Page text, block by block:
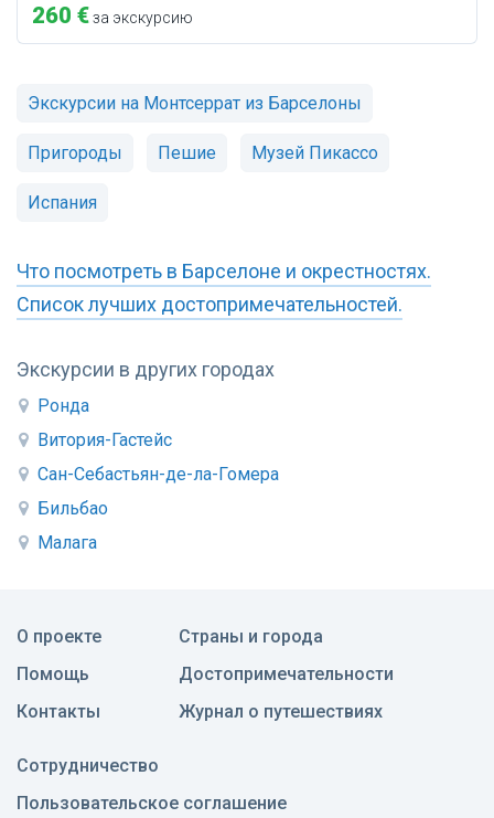
Экскурсии в других городах
Ронда
Витория-Гастейс
Сан-Себастьян-де-ла-Гомера
Бильбао
Малага
260 €за экскурсию
Экскурсии на Монтсеррат из Барселоны
Пригороды Пешие Музей Пикассо
Испания
Что посмотреть в Барселоне и окрестностях.
Список лучших достопримечательностей.
О проекте
Помощь
Контакты
Страны и города
Достопримечательности
Журнал о путешествиях
Сотрудничество
Пользовательское соглашение